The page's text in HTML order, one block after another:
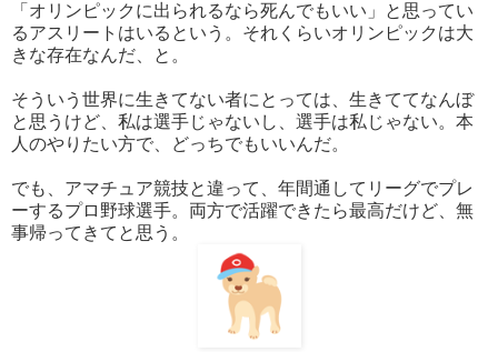
「オリンピックに出られるなら死んでもいい」と思ってい
るアスリートはいるという。それくらいオリンピックは大
きな存在なんだ、と。
そういう世界に生きてない者にとっては、生きててなんぼ
と思うけど、私は選手じゃないし、選手は私じゃない。本
人のやりたい方で、どっちでもいいんだ。
でも、アマチュア競技と違って、年間通してリーグでプレ
ーするプロ野球選手。両方で活躍できたら最高だけど、無
事帰ってきてと思う。